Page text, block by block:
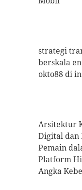
strategi
berskala
okto88 di
Arsitektur
Digital dan
Pemain
Platform
Angka